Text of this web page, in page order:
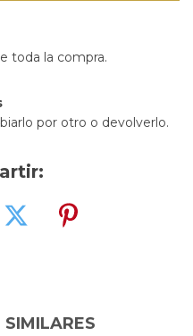
toda la compra.
por otro o devolverlo.